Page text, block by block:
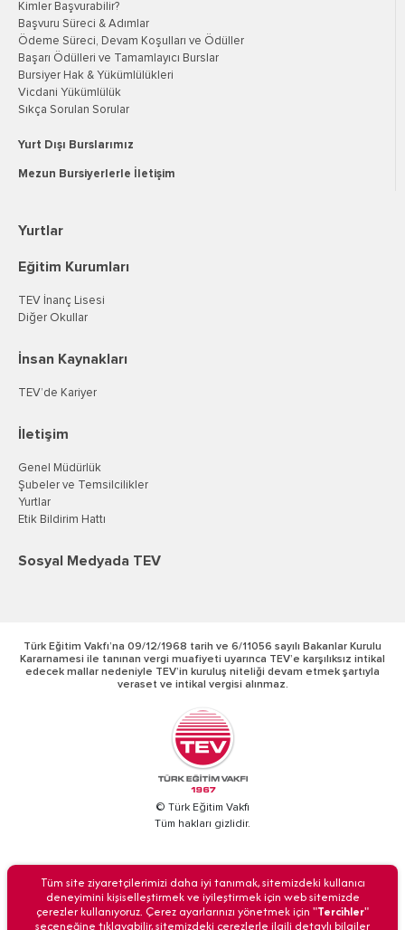
Kimler Başvurabilir?
Başvuru Süreci & Adımlar
Ödeme Süreci, Devam Koşulları ve Ödüller
Başarı Ödülleri ve Tamamlayıcı Burslar
Bursiyer Hak & Yükümlülükleri
Vicdani Yükümlülük
Sıkça Sorulan Sorular
Yurt Dışı Burslarımız
Mezun Bursiyerlerle İletişim
Yurtlar
Eğitim Kurumları
TEV İnanç Lisesi
Diğer Okullar
İnsan Kaynakları
TEV’de Kariyer
İletişim
Genel Müdürlük
Şubeler ve Temsilcilikler
Yurtlar
Etik Bildirim Hattı
Sosyal Medyada TEV
Türk Eğitim Vakfı’na 09/12/1968 tarih ve 6/11056 sayılı Bakanlar Kurulu
Kararnamesi ile tanınan vergi muafiyeti uyarınca TEV’e karşılıksız intikal
edecek mallar nedeniyle TEV’in kuruluş niteliği devam etmek şartıyla
veraset ve intikal vergisi alınmaz.
© Türk Eğitim Vakfı
Tüm hakları gizlidir.
BİZİ ARAYIN
Tüm site ziyaretçilerimizi daha iyi tanımak, sitemizdeki kullanıcı
deneyimini kişiselleştirmek ve iyileştirmek için web sitemizde
çerezler kullanıyoruz. Çerez ayarlarınızı yönetmek için "Tercihler"
seçeneğine tıklayabilir, sitemizdeki çerezlerle ilgili detaylı bilgiler